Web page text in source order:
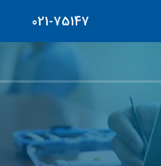
021-75147